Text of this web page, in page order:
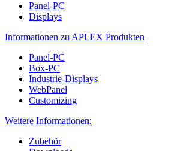
Panel-PC
Displays
Informationen zu APLEX Produkten
Panel-PC
Box-PC
Industrie-Displays
WebPanel
Customizing
Weitere Informationen:
Zubehör